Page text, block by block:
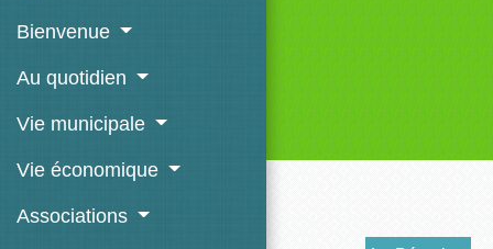
Bienvenue
Au quotidien
Vie municipale
Vie économique
Associations